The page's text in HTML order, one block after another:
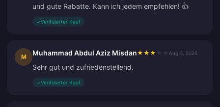
und gute Rabatte. Kann ich jedem empfehlen! 👍
✓Verifizierter Kauf
M Muhammad Abdul Aziz Misdan★ ★ ★ Aug 4, 2026
Sehr gut und zufriedenstellend.
✓Verifizierter Kauf